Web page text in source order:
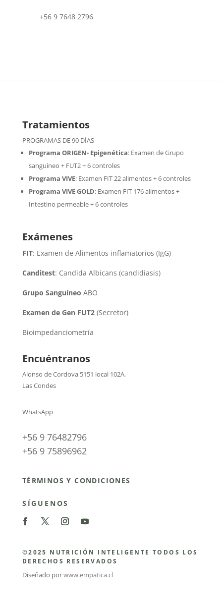
+56 9 7648 2796
Tratamientos
PROGRAMAS DE 90 DÍAS
Programa ORIGEN- Epigenética:Examen de Grupo
sanguíneo + FUT2 + 6 controles
Programa VIVE: Examen FIT 22 alimentos + 6 controles
Programa VIVE GOLD: Examen FIT 176 alimentos +
Intestino permeable + 6 controles
Exámenes
FIT: Examen de Alimentos inflamatorios (IgG)
Canditest: Candida Albicans (candidiasis)
Grupo Sanguíneo ABO
Examen de Gen FUT2(Secretor)
Bioimpedanciometría
Encuéntranos
Alonso de Cordova 5151 local 102A,
Las Condes
WhatsApp
+56 9 76482796
+56 9 75896962
TÉRMINOS Y CONDICIONES
SÍGUENOS
©2025 NUTRICIÓN INTELIGENTE TODOS LOS
DERECHOS RESERVADOS
Diseñado porwww.empatica.cl